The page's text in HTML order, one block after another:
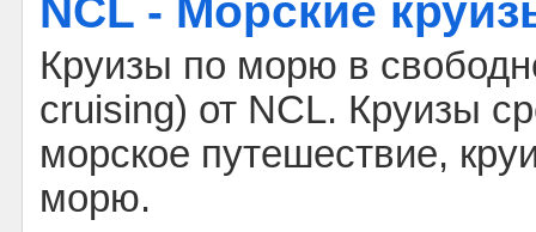
NCL - Морские
Круизы по морю в
cruising) от NCL. Круизы
морское путешествие,
морю.